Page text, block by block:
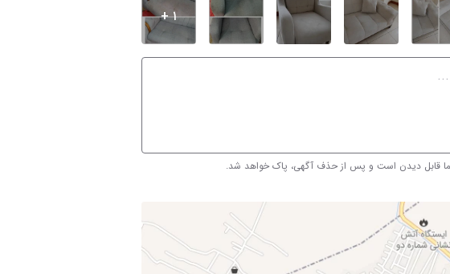
۱ +
قابل دیدن است و پس از حذف آگهی، پاک خواهد شد.